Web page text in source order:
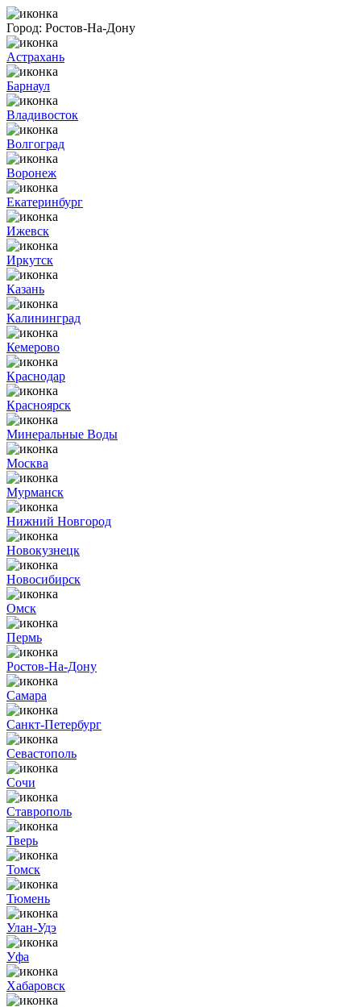
Город: Ростов-На-Дону
Астрахань
Барнаул
Владивосток
Волгоград
Воронеж
Екатеринбург
Ижевск
Иркутск
Казань
Калининград
Кемерово
Краснодар
Красноярск
Минеральные Воды
Москва
Мурманск
Нижний Новгород
Новокузнецк
Новосибирск
Омск
Пермь
Ростов-На-Дону
Самара
Санкт-Петербург
Севастополь
Сочи
Ставрополь
Тверь
Томск
Тюмень
Улан-Удэ
Уфа
Хабаровск